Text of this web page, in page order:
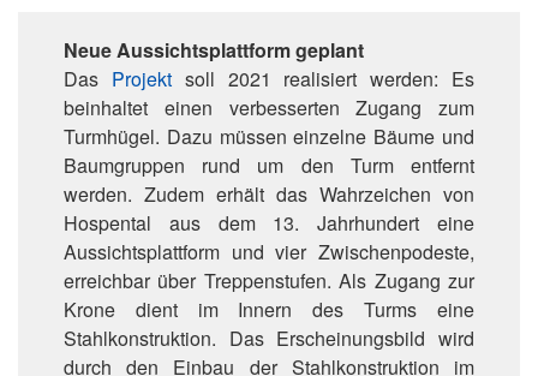
Neue Aussichtsplattform geplant
Das Projektsoll 2021 realisiert werden: Es
beinhaltet einen verbesserten Zugang zum
Turmhügel. Dazu müssen einzelne Bäume und
Baumgruppen rund um den Turm entfernt
werden. Zudem erhält das Wahrzeichen von
Hospental aus dem 13. Jahrhundert eine
Aussichtsplattform und vier Zwischenpodeste,
erreichbar über Treppenstufen. Als Zugang zur
Krone dient im Innern des Turms eine
Stahlkonstruktion. Das Erscheinungsbild wird
durch den Einbau der Stahlkonstruktion im